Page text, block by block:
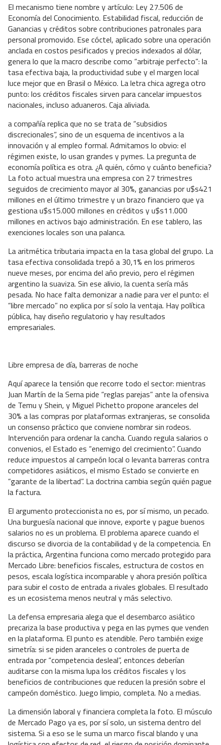
El mecanismo tiene nombre y artículo: Ley 27.506 de
Economía del Conocimiento. Estabilidad fiscal, reducción de
Ganancias y créditos sobre contribuciones patronales para
personal promovido. Ese cóctel, aplicado sobre una operación
anclada en costos pesificados y precios indexados al dólar,
genera lo que la macro describe como “arbitraje perfecto”: la
tasa efectiva baja, la productividad sube y el margen local
luce mejor que en Brasil o México. La letra chica agrega otro
punto: los créditos fiscales sirven para cancelar impuestos
nacionales, incluso aduaneros. Caja aliviada.
a compañía replica que no se trata de “subsidios
discrecionales”, sino de un esquema de incentivos a la
innovación y al empleo formal. Admitamos lo obvio: el
régimen existe, lo usan grandes y pymes. La pregunta de
economía política es otra. ¿A quién, cómo y cuánto beneficia?
La foto actual muestra una empresa con 27 trimestres
seguidos de crecimiento mayor al 30%, ganancias por u$s421
millones en el último trimestre y un brazo financiero que ya
gestiona u$s15.000 millones en créditos y u$s11.000
millones en activos bajo administración. En ese tablero, las
exenciones locales son una palanca.
La aritmética tributaria impacta en la tasa global del grupo. La
tasa efectiva consolidada trepó a 30,1% en los primeros
nueve meses, por encima del año previo, pero el régimen
argentino la suaviza. Sin ese alivio, la cuenta sería más
pesada. No hace falta demonizar a nadie para ver el punto: el
“libre mercado” no explica por sí solo la ventaja. Hay política
pública, hay diseño regulatorio y hay resultados
empresariales.
Libre empresa de día, barreras de noche
Aquí aparece la tensión que recorre todo el sector: mientras
Juan Martín de la Serna pide “reglas parejas” ante la ofensiva
de Temu y Shein, y Miguel Pichetto propone aranceles del
30% a las compras por plataformas extranjeras, se consolida
un consenso práctico que conviene nombrar sin rodeos.
Intervención para ordenar la cancha. Cuando regula salarios o
convenios, el Estado es “enemigo del crecimiento”. Cuando
reduce impuestos al campeón local o levanta barreras contra
competidores asiáticos, el mismo Estado se convierte en
“garante de la libertad”. La doctrina cambia según quién pague
la factura.
El argumento proteccionista no es, por sí mismo, un pecado.
Una burguesía nacional que innove, exporte y pague buenos
salarios no es un problema. El problema aparece cuando el
discurso se divorcia de la contabilidad y de la competencia. En
la práctica, Argentina funciona como mercado protegido para
Mercado Libre: beneficios fiscales, estructura de costos en
pesos, escala logística incomparable y ahora presión política
para subir el costo de entrada a rivales globales. El resultado
es un ecosistema menos neutral y más selectivo.
La defensa empresaria alega que el desembarco asiático
precariza la base productiva y pega en las pymes que venden
en la plataforma. El punto es atendible. Pero también exige
simetría: si se piden aranceles o controles de puerta de
entrada por “competencia desleal”, entonces deberían
auditarse con la misma lupa los créditos fiscales y los
beneficios de contribuciones que reducen la presión sobre el
campeón doméstico. Juego limpio, completa. No a medias.
La dimensión laboral y financiera completa la foto. El músculo
de Mercado Pago ya es, por sí solo, un sistema dentro del
sistema. Si a eso se le suma un marco fiscal blando y una